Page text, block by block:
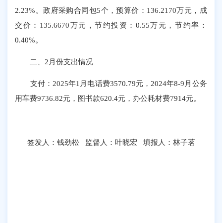
2.23%。政府采购合同包5个，预算价：136.2170万元，成
交价：135.6670万元，节约投资：0.55万元，节约率：
0.40%。
二、2月份支出情况
支付：2025年1月电话费3570.79元，2024年8-9月公务
用车费9736.82元，图书款620.4元，办公耗材费7914元。
签发人：钱劲松 监督人：叶晓宏 填报人：林子茗